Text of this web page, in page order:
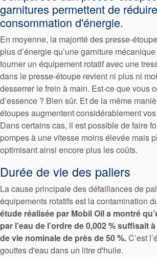
Académie
Brochures produits
Vidéo
garnitures permettent de
consommation d'énergie.
En moyenne, la majorité des presse-
plus d’énergie qu’une garniture
tourner un équipement rotatif avec une
dans le presse-étoupe revient ni plus ni
desserrer le frein à main. Est-ce que vous
d’essence ? Bien sûr. Et de la même
étoupes augmentent considérablement
Dans certains cas, il est possible de faire
pompes à une vitesse moins élevée mais
optimisant ainsi encore plus les coûts.
Durée de vie des paliers
La cause principale des défaillances de
équipements rotatifs est la contamination
étude réalisée par Mobil Oil a montré
par l’eau de l’ordre de 0,002 % suffisait
de vie nominale de près de 50 %.C’est
gouttes d'eau dans un litre d'huile.